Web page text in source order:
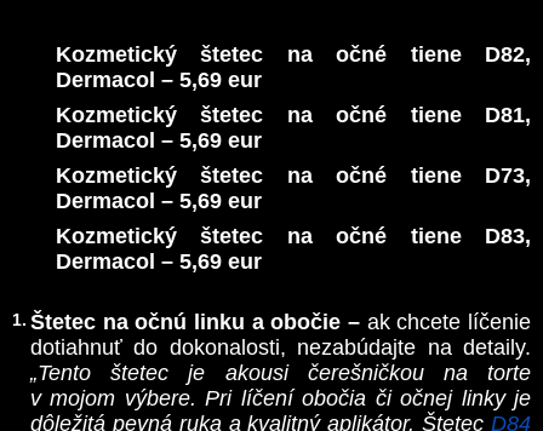
Kozmetický štetec na očné tiene D82,
Dermacol – 5,69 eur
Kozmetický štetec na očné tiene D81,
Dermacol – 5,69 eur
Kozmetický štetec na očné tiene D73,
Dermacol – 5,69 eur
Kozmetický štetec na očné tiene D83,
Dermacol – 5,69 eur
Štetec na očnú linku a obočie – ak chcete líčenie
dotiahnuť do dokonalosti, nezabúdajte na detaily.
„Tento štetec je akousi čerešničkou na torte
v mojom výbere. Pri líčení obočia či očnej linky je
dôležitá pevná ruka a kvalitný aplikátor. Štetec D84